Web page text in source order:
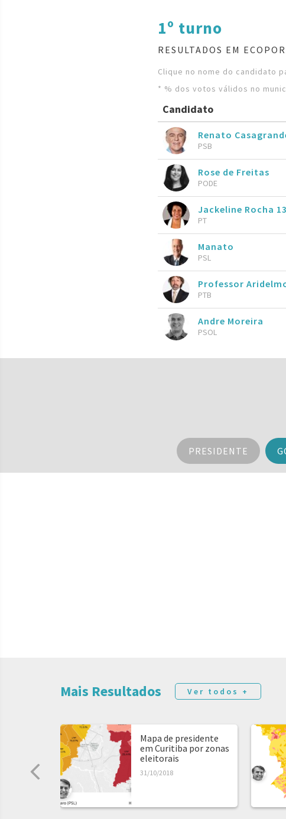
1º turno
RESULTADOS EM
Clique no nome do candidato
* % dos votos válidos no
Candidato
Renato
PSB
Rose de Freitas
PODE
Jackeline Rocha 13
PT
Manato
PSL
Professor
PTB
Andre Moreira
PSOL
PRESIDENTE
Mais Resultados Ver todos +
Mapa de presidente
em Curitiba por zonas
eleitorais
31/10/2018